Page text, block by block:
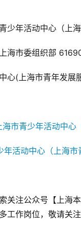
少年活动中心（上
海市委组织部
心(上海市青年发展
海市青少年活动中
年活动中心（上海
关注公众号【上海
工作岗位，敬请关注